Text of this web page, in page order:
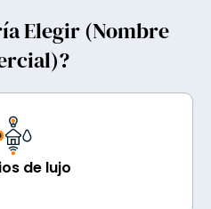
Elegir (nombre
de lujo